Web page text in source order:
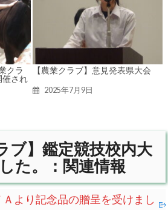
クラ
催され
【農業クラブ】意見発表県大会
2025年7月9日
ブ】鑑定競技校内大
た。：関連情報
Ａより記念品の贈呈を受けまし